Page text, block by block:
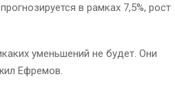
в рамках 7,5%, рост
уменьшений не будет. Они
Ефремов.